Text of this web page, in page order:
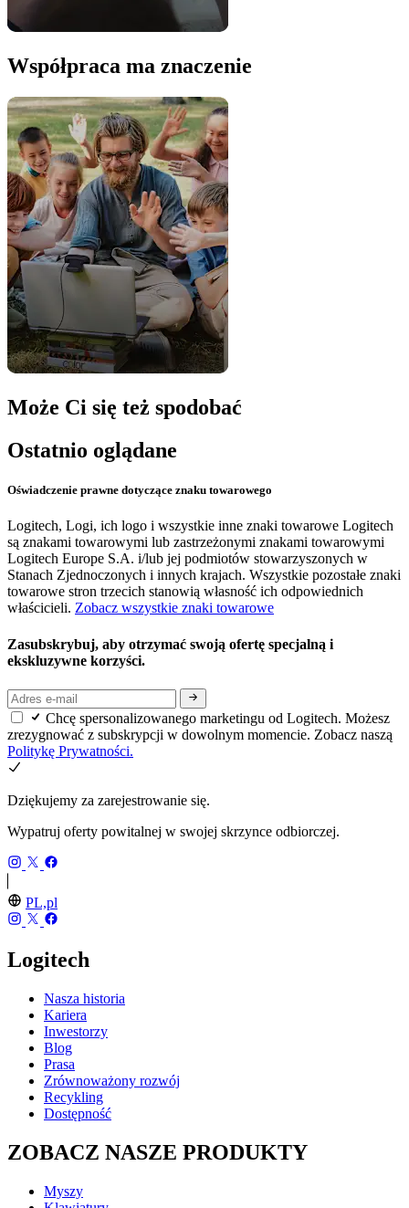
Współpraca ma znaczenie
Może Ci się też spodobać
Ostatnio oglądane
Oświadczenie prawne dotyczące znaku towarowego
Logitech, Logi, ich logo i wszystkie inne znaki towarowe Logitech
są znakami towarowymi lub zastrzeżonymi znakami towarowymi
Logitech Europe S.A. i/lub jej podmiotów stowarzyszonych w
Stanach Zjednoczonych i innych krajach. Wszystkie pozostałe znaki
towarowe stron trzecich stanowią własność ich odpowiednich
właścicieli. Zobacz wszystkie znaki towarowe
Zasubskrybuj, aby otrzymać swoją ofertę specjalną i
ekskluzywne korzyści.
Chcę spersonalizowanego marketingu od Logitech. Możesz
zrezygnować z subskrypcji w dowolnym momencie. Zobacz naszą
Politykę Prywatności.
Dziękujemy za zarejestrowanie się.
Wypatruj oferty powitalnej w swojej skrzynce odbiorczej.
PL,pl
Logitech
Nasza historia
Kariera
Inwestorzy
Blog
Prasa
Zrównoważony rozwój
Recykling
Dostępność
ZOBACZ NASZE PRODUKTY
Myszy